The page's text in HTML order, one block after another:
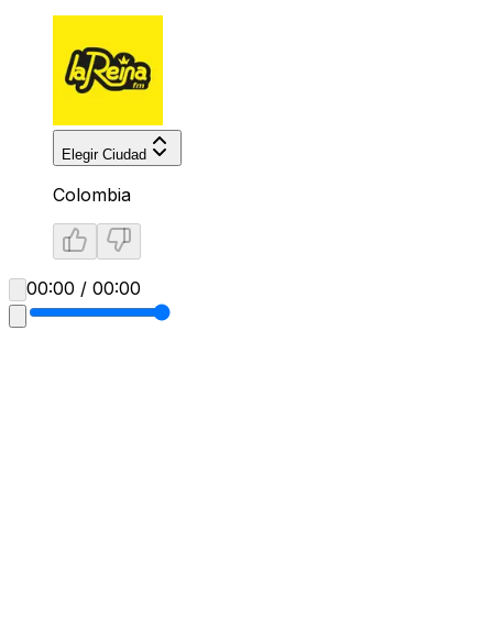
Elegir Ciudad
Colombia
00:00 / 00:00